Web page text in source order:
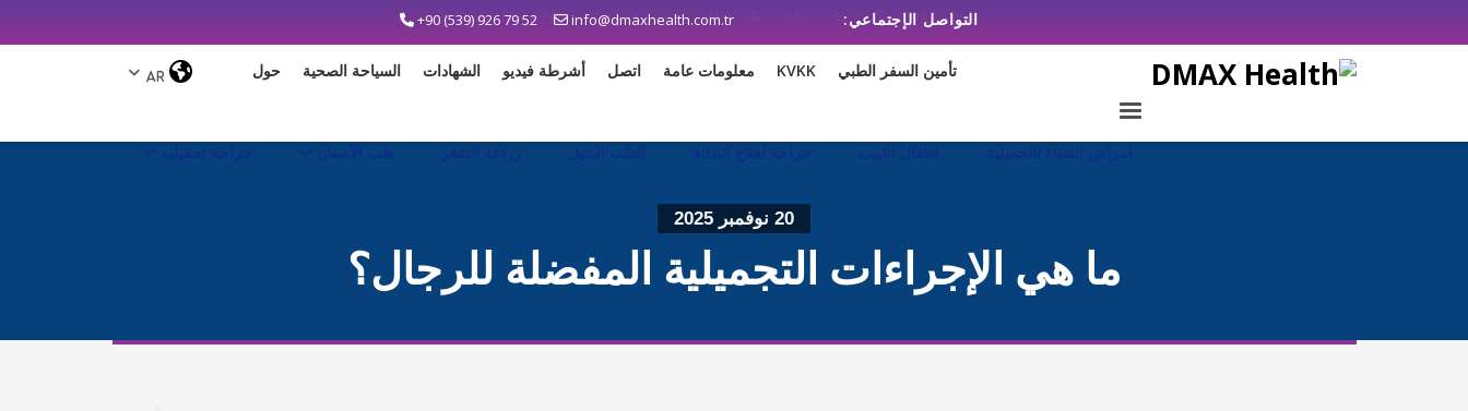
حول السياحة الصحية الشهادات أشرطة فيديو اتصل معلومات عامة KVKK تأمين السفر الطبي
info@dmaxhealth.com.tr
+90 (539) 926 79 52
20 نوفمبر 2025
ما هي الإجراءات التجميلية المفضلة للرجال؟